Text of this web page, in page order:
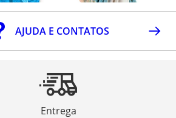
AJUDA E CONTATOS
Entrega